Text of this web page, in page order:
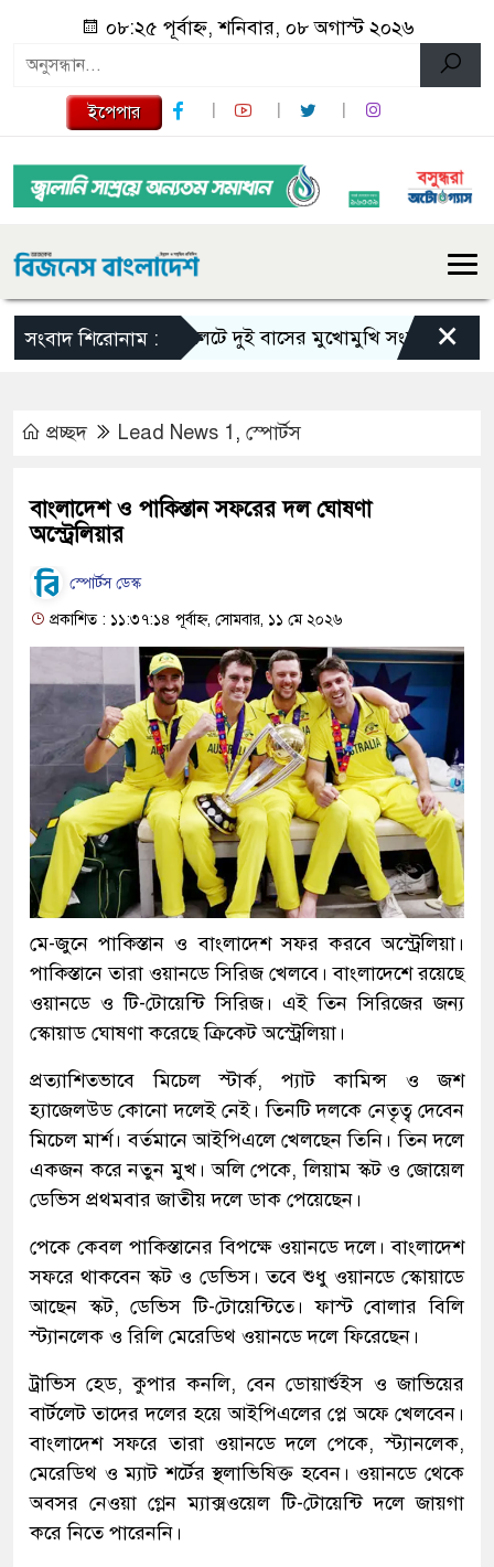
০৮:২৫ পূর্বাহ্ন, শনিবার, ০৮ অগাস্ট ২০২৬
ইপেপার
সংবাদ শিরোনাম :সিলেটে দুই বাসের মুখোমুখি সংঘর্ষে নিহত বেড়ে ৯
×
প্রচ্ছদ Lead News 1 , স্পোর্টস
বাংলাদেশ ও পাকিস্তান সফরের দল ঘোষণা
অস্ট্রেলিয়ার
স্পোর্টস ডেস্ক
প্রকাশিত : ১১:৩৭:১৪ পূর্বাহ্ন, সোমবার, ১১ মে ২০২৬
মে-জুনে পাকিস্তান ও বাংলাদেশ সফর করবে অস্ট্রেলিয়া।
পাকিস্তানে তারা ওয়ানডে সিরিজ খেলবে। বাংলাদেশে রয়েছে
ওয়ানডে ও টি-টোয়েন্টি সিরিজ। এই তিন সিরিজের জন্য
স্কোয়াড ঘোষণা করেছে ক্রিকেট অস্ট্রেলিয়া।
প্রত্যাশিতভাবে মিচেল স্টার্ক, প্যাট কামিন্স ও জশ
হ্যাজেলউড কোনো দলেই নেই। তিনটি দলকে নেতৃত্ব দেবেন
মিচেল মার্শ। বর্তমানে আইপিএলে খেলছেন তিনি। তিন দলে
একজন করে নতুন মুখ। অলি পেকে, লিয়াম স্কট ও জোয়েল
ডেভিস প্রথমবার জাতীয় দলে ডাক পেয়েছেন।
পেকে কেবল পাকিস্তানের বিপক্ষে ওয়ানডে দলে। বাংলাদেশ
সফরে থাকবেন স্কট ও ডেভিস। তবে শুধু ওয়ানডে স্কোয়াডে
আছেন স্কট, ডেভিস টি-টোয়েন্টিতে। ফাস্ট বোলার বিলি
স্ট্যানলেক ও রিলি মেরেডিথ ওয়ানডে দলে ফিরেছেন।
ট্রাভিস হেড, কুপার কনলি, বেন ডোয়ার্শুইস ও জাভিয়ের
বার্টলেট তাদের দলের হয়ে আইপিএলের প্লে অফে খেলবেন।
বাংলাদেশ সফরে তারা ওয়ানডে দলে পেকে, স্ট্যানলেক,
মেরেডিথ ও ম্যাট শর্টের স্থলাভিষিক্ত হবেন। ওয়ানডে থেকে
অবসর নেওয়া গ্লেন ম্যাক্সওয়েল টি-টোয়েন্টি দলে জায়গা
করে নিতে পারেননি।